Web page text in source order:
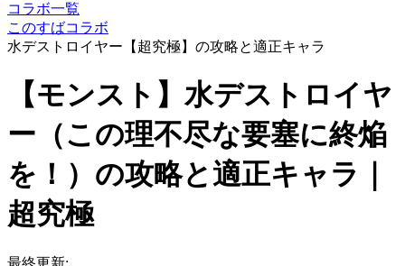
コラボ一覧
このすばコラボ
水デストロイヤー【超究極】の攻略と適正キャラ
【モンスト】水デストロイヤ
ー（この理不尽な要塞に終焔
を！）の攻略と適正キャラ｜
超究極
最終更新: